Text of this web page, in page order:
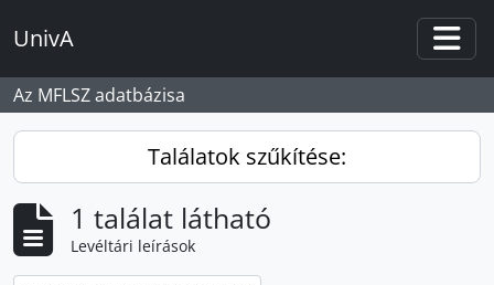
UnivA
Az MFLSZ adatbázisa
Találatok szűkítése:
1 találat látható
Levéltári leírások